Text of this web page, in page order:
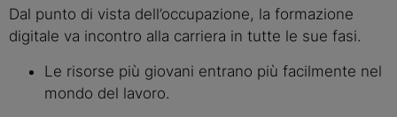
Dal punto di vista dell’occupazione, la formazione
digitale va incontro alla carriera in tutte le sue fasi.
Le risorse più giovani entrano più facilmente nel
mondo del lavoro.